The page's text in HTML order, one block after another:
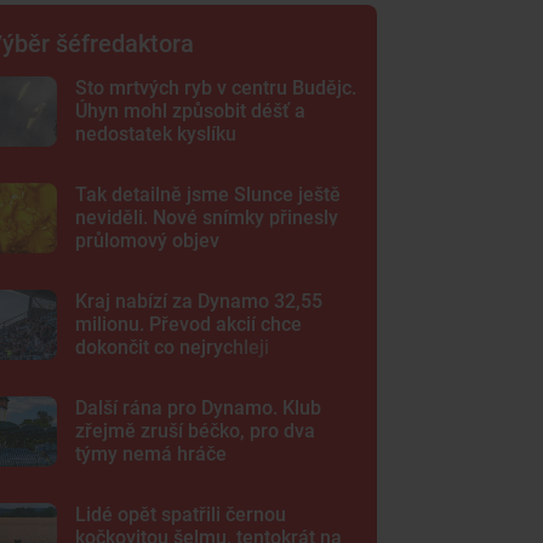
šéfredaktora
Sto mrtvých ryb v centru Budějc.
Úhyn mohl způsobit déšť a
nedostatek kyslíku
Tak detailně jsme Slunce ještě
neviděli. Nové snímky přinesly
průlomový objev
Kraj nabízí za Dynamo 32,55
milionu. Převod akcií chce
dokončit co nejrychleji
Další rána pro Dynamo. Klub
zřejmě zruší béčko, pro dva
týmy nemá hráče
Lidé opět spatřili černou
kočkovitou šelmu, tentokrát na